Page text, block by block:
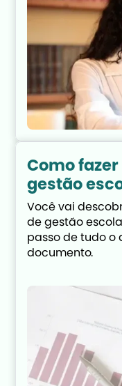
Como
gestão
Você vai
de gestão
passo de tudo o
documento.